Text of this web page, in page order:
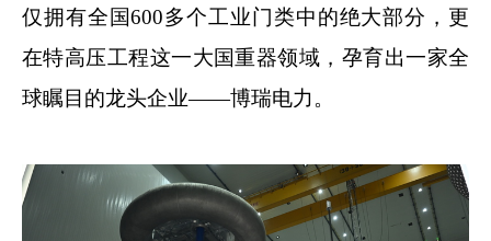
仅拥有全国600多个工业门类中的绝大部分，更
在特高压工程这一大国重器领域，孕育出一家全
球瞩目的龙头企业——博瑞电力。